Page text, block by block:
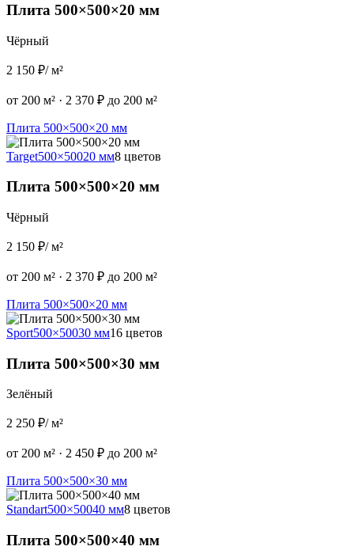
Плита 500×500×20 мм
Чёрный
2 150 ₽/ м²
от 200 м² · 2 370 ₽ до 200 м²
Плита 500×500×20 мм
Target500×50020 мм8 цветов
Плита 500×500×20 мм
Чёрный
2 150 ₽/ м²
от 200 м² · 2 370 ₽ до 200 м²
Плита 500×500×20 мм
Sport500×50030 мм16 цветов
Плита 500×500×30 мм
Зелёный
2 250 ₽/ м²
от 200 м² · 2 450 ₽ до 200 м²
Плита 500×500×30 мм
Standart500×50040 мм8 цветов
Плита 500×500×40 мм